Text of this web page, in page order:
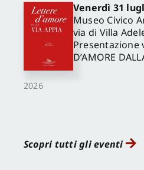
2026
Venerdì 31
Museo Civico
via di Villa
Presentazione
D’AMORE
Scopri tutti gli eventi